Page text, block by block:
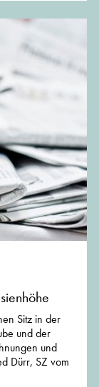
Sitz in der
und der
und
Dürr, SZ vom